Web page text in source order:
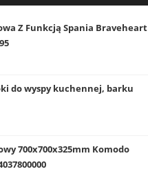
Z Funkcją Spania Braveheart
do wyspy kuchennej, barku
700x700x325mm Komodo